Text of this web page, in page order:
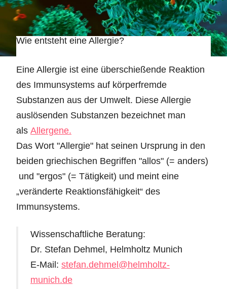
Wie entsteht eine Allergie?
Eine Allergie ist eine überschießende Reaktion
des Immunsystems auf körperfremde
Substanzen aus der Umwelt. Diese Allergie
auslösenden Substanzen bezeichnet man
als Allergene.
Das Wort "Allergie" hat seinen Ursprung in den
beiden griechischen Begriffen "allos" (= anders)
und "ergos" (= Tätigkeit) und meint eine
„veränderte Reaktionsfähigkeit“ des
Immunsystems.
Wissenschaftliche Beratung:
Dr. Stefan Dehmel, Helmholtz Munich
E-Mail: stefan.dehmel@helmholtz-
munich.de